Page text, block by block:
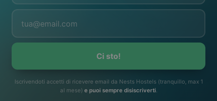
Ci sto!
Iscrivendoti accetti di ricevere email da Nests Hostels (tranquillo, max 1
al mese) e puoi sempre disiscriverti.